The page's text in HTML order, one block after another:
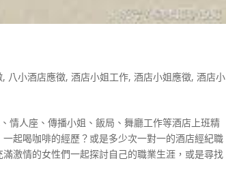
, 八小酒店應徵,酒店小姐工作,酒店小姐應徵,酒店小
情人座、傳播小姐、飯局、舞廳工作等酒店上班精
起喝咖啡的經歷？或是多少次一對一的酒店經紀職
激情的女性們一起探討自己的職業生涯，或是尋找